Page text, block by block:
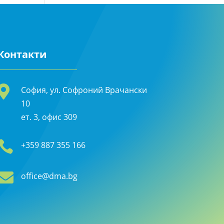
София, ул. Софроний Врачански
10
ет. 3, офис 309
+359 887 355 166
office@dma.bg